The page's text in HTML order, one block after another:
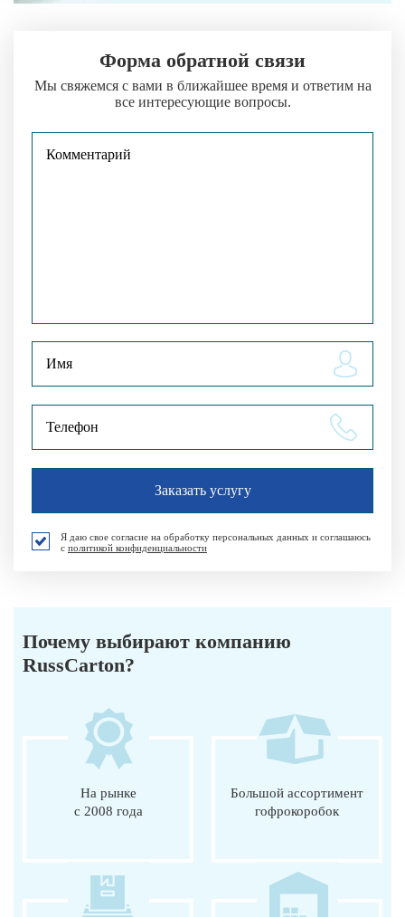
Форма обратной связи
Мы свяжемся с вами в ближайшее время и ответим на
все интересующие вопросы.
Я даю свое согласие на обработку персональных данных и соглашаюсь
с политикой конфиденциальности
Почему выбирают компанию
RussCarton?
На рынке
с 2008 года
Большой ассортимент
гофрокоробок